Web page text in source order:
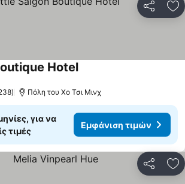
Hotel
Πόλη του Χο Τσι Μινχ
για να
τιμές
Εμφάνιση τιμών